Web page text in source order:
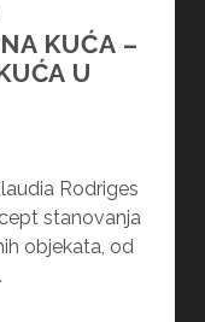
KUĆA –
U
Rodriges
stanovanja
objekata, od